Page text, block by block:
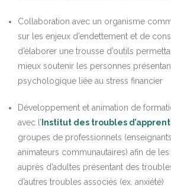
Collaboration avec un organisme
sur les enjeux d’endettement et de
d’élaborer une trousse d’outils
mieux soutenir les personnes
psychologique liée au stress financier
Développement et animation de
avec l’ Institut des troubles
groupes de professionnels
animateurs communautaires) afin de
auprès d’adultes présentant des
d’autres troubles associés (ex. anxiété)